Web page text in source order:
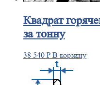
Квадрат
за тонну
38 540 ₽ В корзину